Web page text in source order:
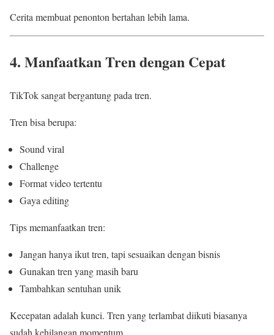
Cerita membuat penonton bertahan lebih lama.
4. Manfaatkan Tren dengan Cepat
TikTok sangat bergantung pada tren.
Tren bisa berupa:
Sound viral
Challenge
Format video tertentu
Gaya editing
Tips memanfaatkan tren:
Jangan hanya ikut tren, tapi sesuaikan dengan bisnis
Gunakan tren yang masih baru
Tambahkan sentuhan unik
Kecepatan adalah kunci. Tren yang terlambat diikuti biasanya
sudah kehilangan momentum.